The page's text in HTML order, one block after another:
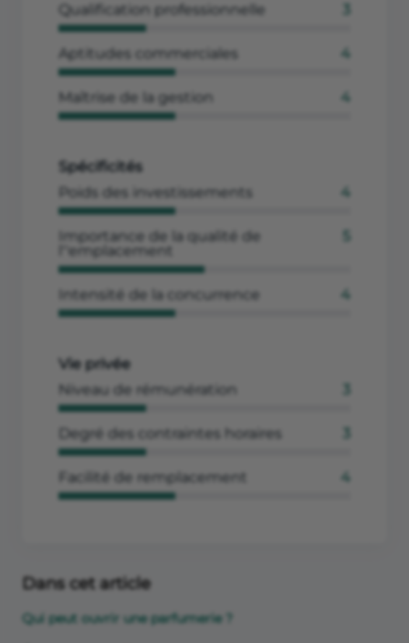
Qualification professionnelle
Aptitudes commerciales 4
Maîtrise de la gestion 4
Spécificités
Poids des investissements
4
Importance de la qualité de
l''emplacement
Intensité de la concurrence 4
Vie privée
Niveau de rémunération
Degré des contraintes horaires
Facilité de remplacement 4
Dans cet article
Qui peut ouvrir une parfumerie ?